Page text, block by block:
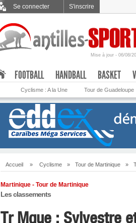
Se connecter S'inscrire
Mise à jour - 06/08/
FOOTBALL HANDBALL BASKET
Cyclisme : A la Une Tour de Guadeloupe
Accueil » Cyclisme » Tour de Martinique »
Martinique - Tour de Martinique
Les classements
Tr Mque : Sylvestre